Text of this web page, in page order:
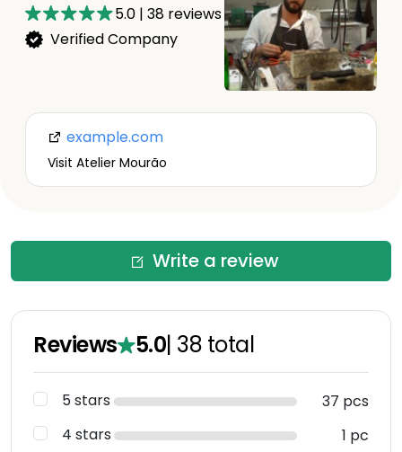
5.0 | 38 reviews
Verified Company
example.com
Visit Atelier Mourão
Write a review
Reviews 5.0| 38 total
5 stars
37 pcs
4 stars
1 pc